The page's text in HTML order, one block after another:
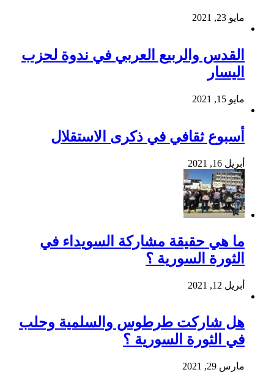
مايو 23, 2021
القدس والربيع العربي في ندوة لحزب
اليسار
مايو 15, 2021
أسبوع ثقافي في ذكرى الاستقلال
أبريل 16, 2021
ما هي حقيقة مشاركة السويداء في
الثورة السورية ؟
أبريل 12, 2021
هل شاركت طرطوس والسلمية وحلب
في الثورة السورية ؟
مارس 29, 2021